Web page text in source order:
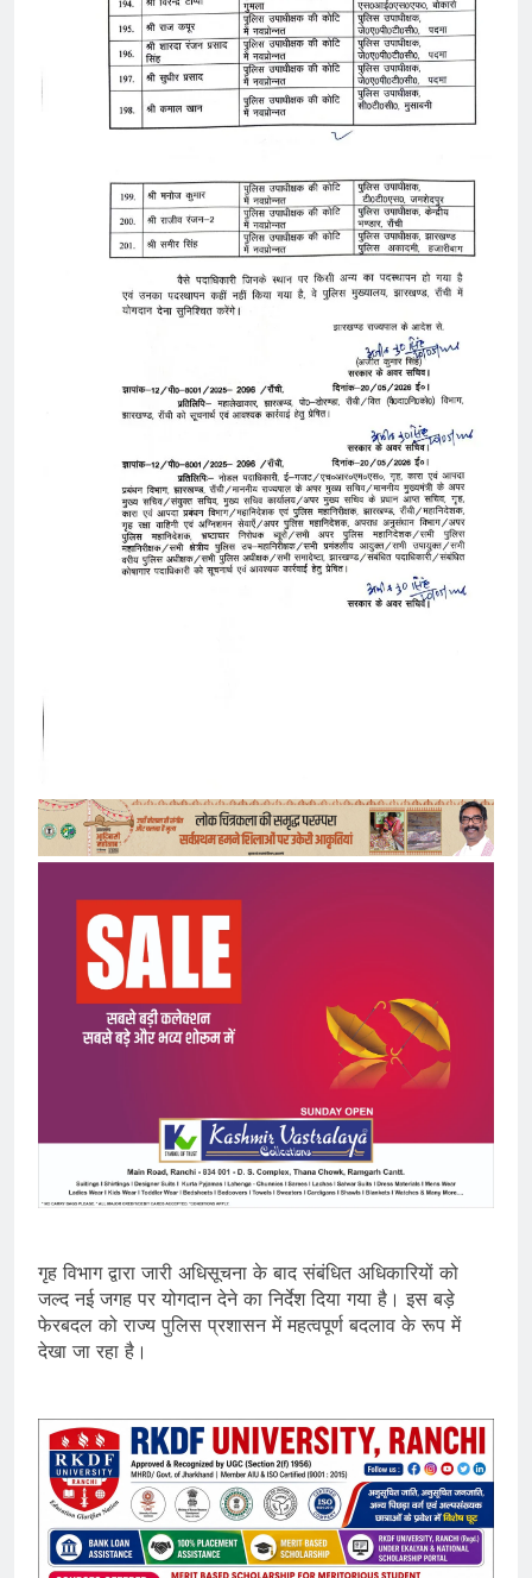
गृह विभाग द्वारा जारी अधिसूचना के बाद संबंधित अधिकारियों को
जल्द नई जगह पर योगदान देने का निर्देश दिया गया है। इस बड़े
फेरबदल को राज्य पुलिस प्रशासन में महत्वपूर्ण बदलाव के रूप में
देखा जा रहा है।